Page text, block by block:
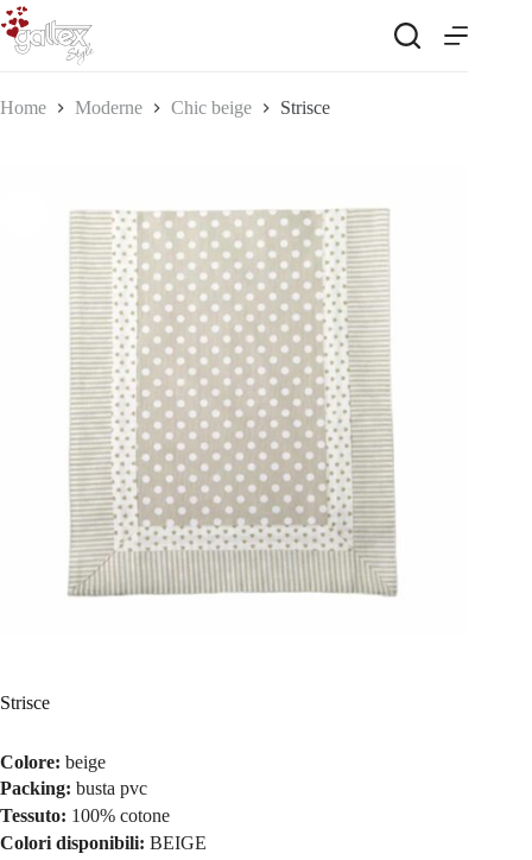
Salta
al
contenuto
Home Moderne Chic beige Strisce
Strisce
Colore: beige
Packing: busta pvc
Tessuto: 100% cotone
Colori disponibili: BEIGE